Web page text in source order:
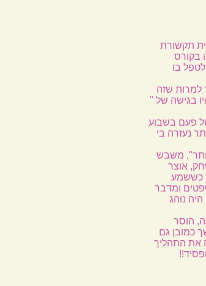
תקשורת
בקורס
בו
למרות שזה
בגישה של "
פעם בשבוע
נעזרה בי
משבש
אוצר
כששמע
ומדבר
נוהג
הוסר
כמובן גם
את התהליך